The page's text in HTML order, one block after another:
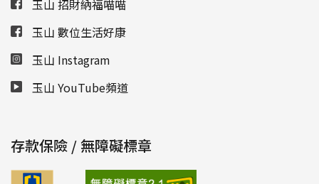
玉山 招財納福喵喵
玉山 數位生活好康
玉山 Instagram
玉山 YouTube頻道
存款保險 / 無障礙標章